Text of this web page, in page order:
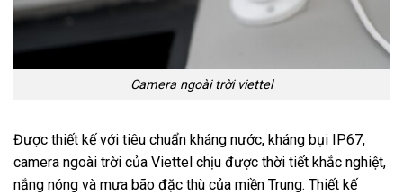
Camera ngoài trời viettel
Được thiết kế với tiêu chuẩn kháng nước, kháng bụi IP67,
camera ngoài trời của Viettel chịu được thời tiết khắc nghiệt,
nắng nóng và mưa bão đặc thù của miền Trung. Thiết kế